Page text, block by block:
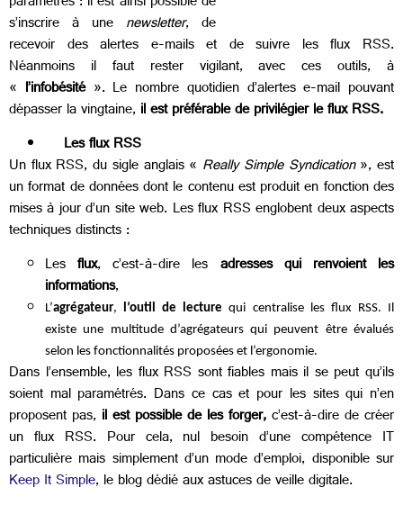
s’inscrire à une newsletter, de
recevoir des alertes e-mails et de suivre les flux RSS.
Néanmoins il faut rester vigilant, avec ces outils, à
« l’infobésité». Le nombre quotidien d’alertes e-mail pouvant
dépasser la vingtaine,il est préférable de privilégier le flux RSS.
Les flux RSS
Un flux RSS, du sigle anglais « Really Simple Syndication», est
un format de données dont le contenu est produit en fonction des
mises à jour d’un site web. Les flux RSS englobent deux aspects
techniques distincts :
Lesflux, c’est-à-dire les adresses qui renvoient les
informations,
L’agrégateur, l’outil de lecture qui centralise les flux RSS. Il
existe une multitude d’agrégateurs qui peuvent être évalués
selon les fonctionnalités proposées et l’ergonomie.
Dans l’ensemble, les flux RSS sont fiables mais il se peut qu’ils
soient mal paramétrés. Dans ce cas et pour les sites qui n’en
proposent pas, il est possible de les forger,c’est-à-dire de créer
un flux RSS. Pour cela, nul besoin d’une compétence IT
particulière mais simplement d’un mode d’emploi, disponible sur
Keep It Simple, le blog dédié aux astuces de veille digitale.